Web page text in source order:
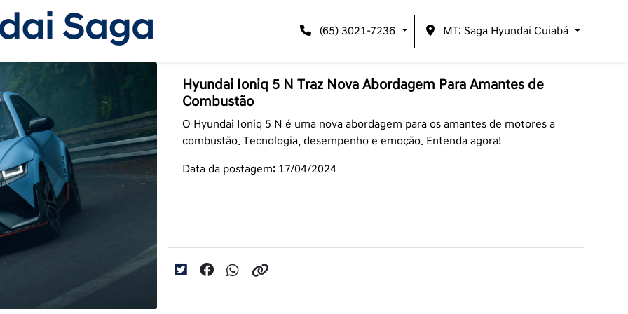
(65) 3021-7236 MT: Saga Hyundai Cuiabá
Hyundai Ioniq 5 N Traz Nova Abordagem Para Amantes de
Combustão
O Hyundai Ioniq 5 N é uma nova abordagem para os amantes de motores a
combustão. Tecnologia, desempenho e emoção. Entenda agora!
Data da postagem: 17/04/2024